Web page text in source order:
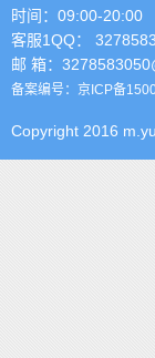
时间：09:00-20:00
客服1QQ：
邮 箱：
备案编号：京ICP备
Copyright 2016